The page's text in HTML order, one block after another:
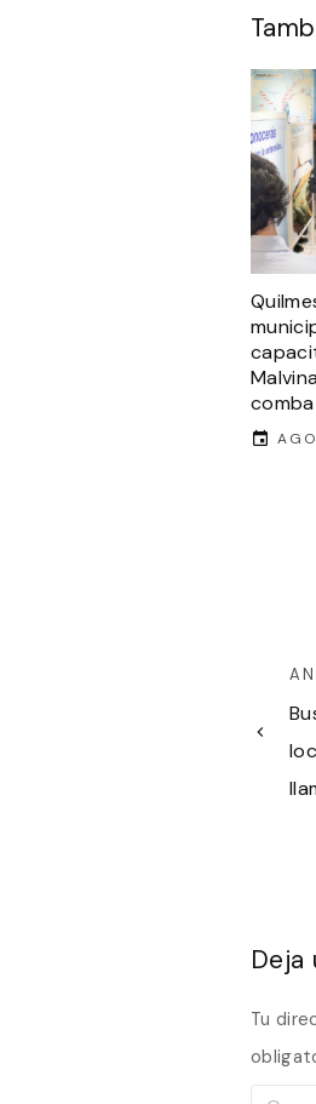
Deja
Tu